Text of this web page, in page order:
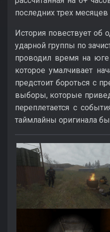
последних трех
История повествует
ударной группы по
проводил время на
которое умалчивает
предстоит бороться с
выборы, которые
переплетается с
таймлайны оригинала